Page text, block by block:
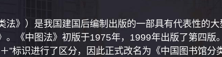
法》）是我国建国后编制出版的一部具有代表性的
。《中图法》初版于1975年，1999年出版了第四版
”标识进行了区分，因此正式改名为《中国图书馆分